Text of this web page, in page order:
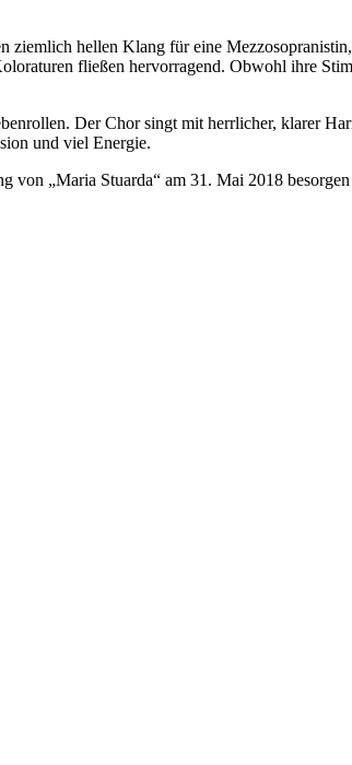
ziemlich hellen Klang für eine
fließen hervorragend. Obwohl ihre
Der Chor singt mit herrlicher, klarer
und viel Energie.
von „Maria Stuarda“ am 31. Mai 2018